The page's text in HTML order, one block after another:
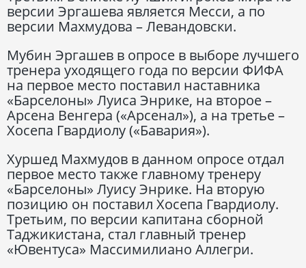
версии Эргашева является Месси, а по
версии Махмудова – Левандовски.
Мубин Эргашев в опросе в выборе лучшего
тренера уходящего года по версии ФИФА
на первое место поставил наставника
«Барселоны» Луиса Энрике, на второе –
Арсена Венгера («Арсенал»), а на третье –
Хосепа Гвардиолу («Бавария»).
Хуршед Махмудов в данном опросе отдал
первое место также главному тренеру
«Барселоны» Луису Энрике. На вторую
позицию он поставил Хосепа Гвардиолу.
Третьим, по версии капитана сборной
Таджикистана, стал главный тренер
«Ювентуса» Массимилиано Аллегри.